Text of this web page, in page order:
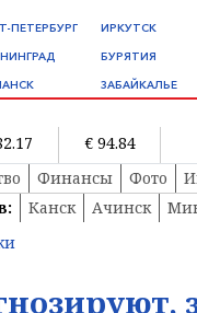
ПЕТЕРБУРГ
ИРКУТСК
БУРЯТИЯ
ЗАБАЙКАЛЬЕ
€ 94.84
Финансы Фото
Канск Ачинск